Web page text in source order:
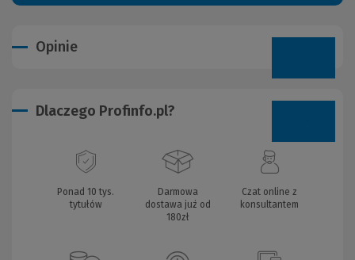
Opinie
Dlaczego Profinfo.pl?
Ponad 10 tys.
tytułów
Darmowa
dostawa już od
180zł
Czat online z
konsultantem